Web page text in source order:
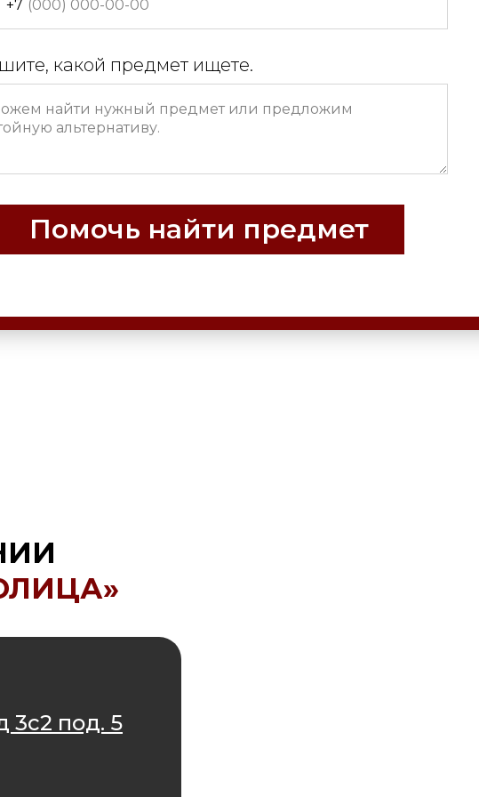
+7
какой предмет ищете.
Помочь найти предмет
3с2 под. 5